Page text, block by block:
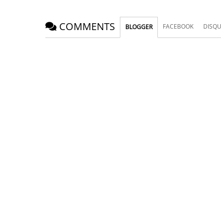
COMMENTS BLOGGER FACEBOOK